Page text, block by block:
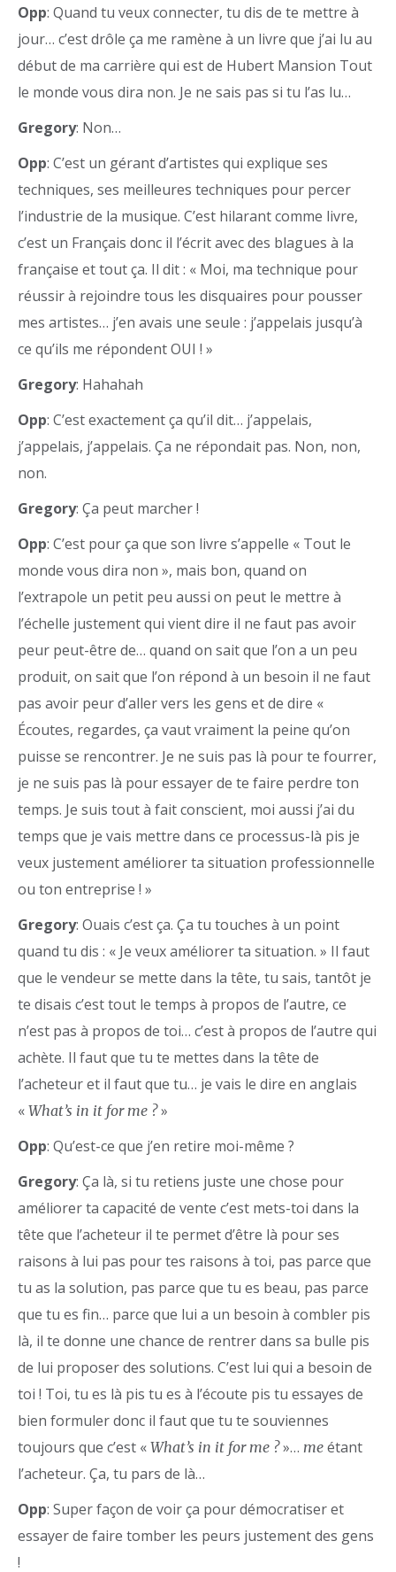
Opp: Quand tu veux connecter, tu dis de te mettre à
jour… c’est drôle ça me ramène à un livre que j’ai lu au
début de ma carrière qui est de Hubert Mansion Tout
le monde vous dira non. Je ne sais pas si tu l’as lu…
Gregory: Non…
Opp: C’est un gérant d’artistes qui explique ses
techniques, ses meilleures techniques pour percer
l’industrie de la musique. C’est hilarant comme livre,
c’est un Français donc il l’écrit avec des blagues à la
française et tout ça. Il dit : « Moi, ma technique pour
réussir à rejoindre tous les disquaires pour pousser
mes artistes… j’en avais une seule : j’appelais jusqu’à
ce qu’ils me répondent OUI ! »
Gregory: Hahahah
Opp: C’est exactement ça qu’il dit… j’appelais,
j’appelais, j’appelais. Ça ne répondait pas. Non, non,
non.
Gregory: Ça peut marcher !
Opp: C’est pour ça que son livre s’appelle « Tout le
monde vous dira non », mais bon, quand on
l’extrapole un petit peu aussi on peut le mettre à
l’échelle justement qui vient dire il ne faut pas avoir
peur peut-être de… quand on sait que l’on a un peu
produit, on sait que l’on répond à un besoin il ne faut
pas avoir peur d’aller vers les gens et de dire «
Écoutes, regardes, ça vaut vraiment la peine qu’on
puisse se rencontrer. Je ne suis pas là pour te fourrer,
je ne suis pas là pour essayer de te faire perdre ton
temps. Je suis tout à fait conscient, moi aussi j’ai du
temps que je vais mettre dans ce processus-là pis je
veux justement améliorer ta situation professionnelle
ou ton entreprise ! »
Gregory: Ouais c’est ça. Ça tu touches à un point
quand tu dis : « Je veux améliorer ta situation. » Il faut
que le vendeur se mette dans la tête, tu sais, tantôt je
te disais c’est tout le temps à propos de l’autre, ce
n’est pas à propos de toi… c’est à propos de l’autre qui
achète. Il faut que tu te mettes dans la tête de
l’acheteur et il faut que tu… je vais le dire en anglais
« What’s in it for me ?»
Opp: Qu’est-ce que j’en retire moi-même ?
Gregory: Ça là, si tu retiens juste une chose pour
améliorer ta capacité de vente c’est mets-toi dans la
tête que l’acheteur il te permet d’être là pour ses
raisons à lui pas pour tes raisons à toi, pas parce que
tu as la solution, pas parce que tu es beau, pas parce
que tu es fin… parce que lui a un besoin à combler pis
là, il te donne une chance de rentrer dans sa bulle pis
de lui proposer des solutions. C’est lui qui a besoin de
toi ! Toi, tu es là pis tu es à l’écoute pis tu essayes de
bien formuler donc il faut que tu te souviennes
toujours que c’est « What’s in it for me ?»… me étant
l’acheteur. Ça, tu pars de là…
Opp: Super façon de voir ça pour démocratiser et
essayer de faire tomber les peurs justement des gens
!